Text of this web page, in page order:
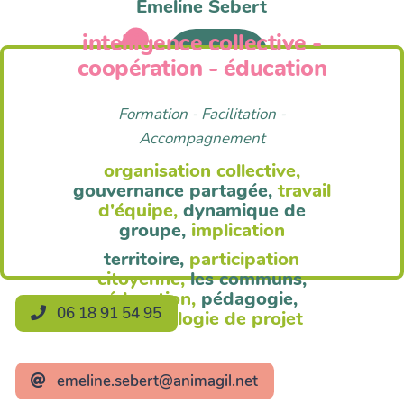
Anim'Agil
Emeline Sebert
intelligence collective -
coopération - éducation
Formation - Facilitation -
Accompagnement
organisation collective,
gouvernance partagée, travail
d'équipe, dynamique de
groupe, implication
territoire, participation
citoyenne, les communs,
éducation, pédagogie,
méthodologie de projet
06 18 91 54 95
emeline.sebert@animagil.net